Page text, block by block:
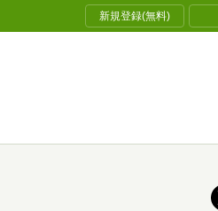
新規登録(無料)